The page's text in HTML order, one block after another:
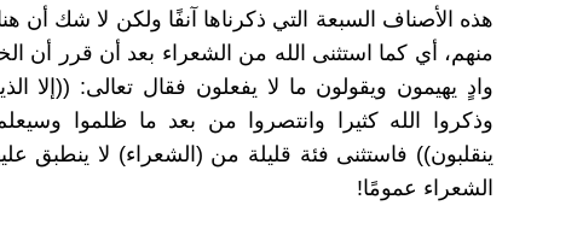
هذه الأصناف السبعة التي ذكرناها آنفًا ولكن لا شك أن
منهم، أي كما استثنى الله من الشعراء بعد أن قرر أن
وادٍ يهيمون ويقولون ما لا يفعلون فقال تعالى: ((إلا
وذكروا الله كثيرا وانتصروا من بعد ما ظلموا
ينقلبون)) فاستثنى فئة قليلة من (الشعراء) لا ينطبق
الشعراء عمومًا!